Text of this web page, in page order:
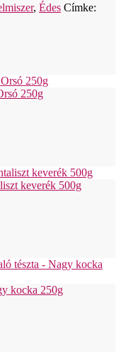
, Édes Címke:
250g
keverék 500g
kocka 250g